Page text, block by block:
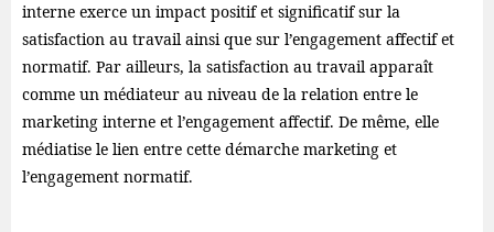
interne exerce un impact positif et significatif sur la
satisfaction au travail ainsi que sur l’engagement affectif et
normatif. Par ailleurs, la satisfaction au travail apparaît
comme un médiateur au niveau de la relation entre le
marketing interne et l’engagement affectif. De même, elle
médiatise le lien entre cette démarche marketing et
l’engagement normatif.